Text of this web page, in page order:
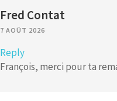
Fred Contat
7 AOÛT 2026
Reply
François, merci pour ta